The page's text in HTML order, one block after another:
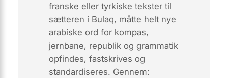
franske eller tyrkiske tekster til
sætteren i Bulaq, måtte helt nye
arabiske ord for kompas,
jernbane, republikog grammatik
opfindes, fastskrives og
standardiseres. Gennem: